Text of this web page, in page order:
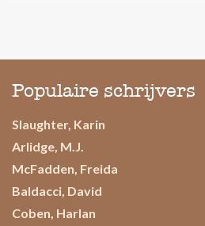
Populaire schrijvers
Slaughter, Karin
Arlidge, M.J.
McFadden, Freida
Baldacci, David
Coben, Harlan